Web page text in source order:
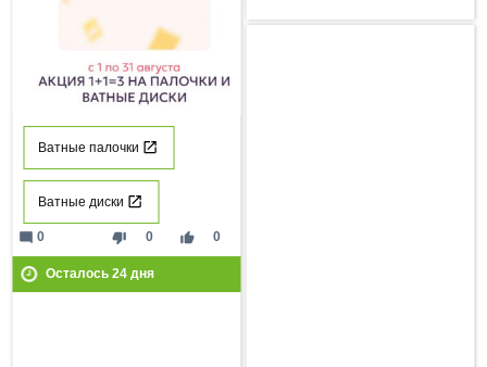
Ватные палочки
Ватные диски
thumb_down 0 thumb_up 0
mode_comment 0
Осталось 24дня